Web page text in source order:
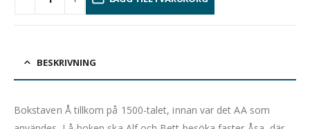
BESKRIVNING
Bokstaven Å tillkom på 1500-talet, innan var det AA som